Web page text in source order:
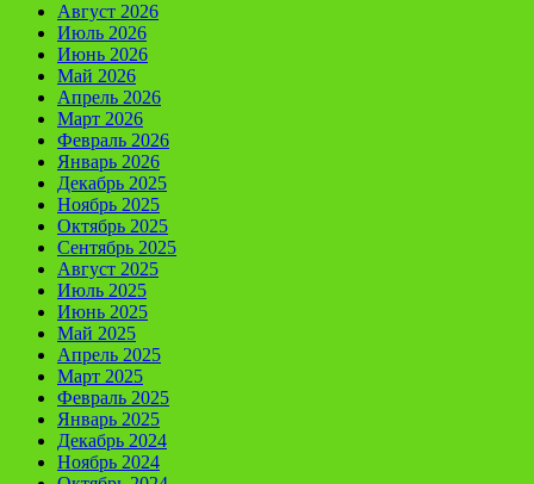
Август 2026
Июль 2026
Июнь 2026
Май 2026
Апрель 2026
Март 2026
Февраль 2026
Январь 2026
Декабрь 2025
Ноябрь 2025
Октябрь 2025
Сентябрь 2025
Август 2025
Июль 2025
Июнь 2025
Май 2025
Апрель 2025
Март 2025
Февраль 2025
Январь 2025
Декабрь 2024
Ноябрь 2024